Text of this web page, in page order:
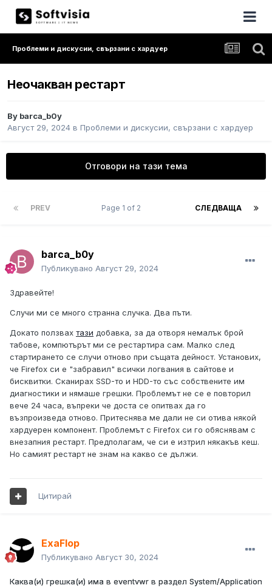
Проблеми и дискусии, свързани с хардуер
Неочакван рестарт
By barca_b0y
Август 29, 2024 в Проблеми и дискусии, свързани с хардуер
Отговори на тази тема
PREV СЛЕДВАЩА
Page 1 of 2
barca_b0y
Публикувано Август 29, 2024
Здравейте!
Случи ми се много странна случка. Два пъти.
Докато ползвах тази добавка, за да отворя немалък брой
табове, компютърът ми се рестартира сам. Малко след
стартирането се случи отново при същата дейност. Установих,
че Firefox си е "забравил" всички логвания в сайтове и
бисквитки. Сканирах SSD-то и HDD-то със собствените им
диагностики и нямаше грешки. Проблемът не се е повторил
вече 24 часа, въпреки че доста се опитвах да го
възпроизведа отново. Притеснява ме дали не си отива някой
хардуерен компонент. Проблемът с Firefox си го обяснявам с
внезапния рестарт. Предполагам, че си е изтрил някакъв кеш.
Но самият рестарт не знам на какво се дължи.
Цитирай
ExaFlop
Публикувано Август 30, 2024
Каква(и) грешка(и) има в eventvwr в раздел System/Application